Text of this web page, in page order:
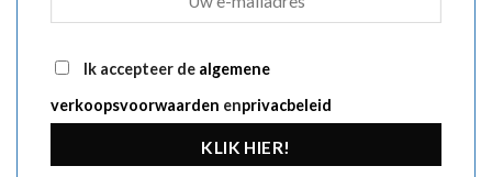
Ik accepteer de algemene
verkoopsvoorwaarden enprivacbeleid
KLIK HIER!